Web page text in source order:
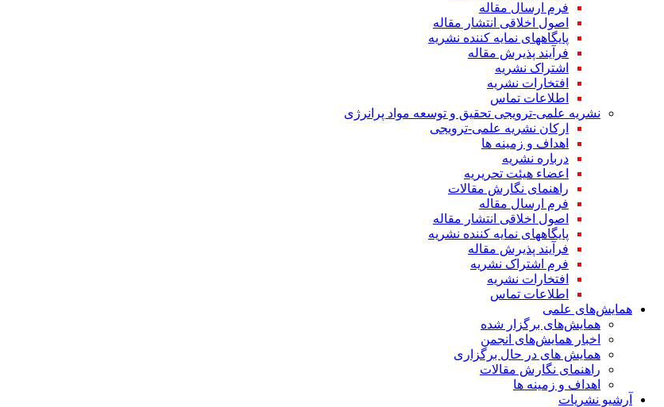
فرم ارسال مقاله
اصول اخلاقی انتشار مقاله
پایگاههای نمایه کننده نشریه
فرآیند پذیرش مقاله
اشتراک نشریه
افتخارات نشریه
اطلاعات تماس
نشریه علمی-ترویجی تحقیق و توسعه مواد پرانرژی
ارکان نشریه علمی-ترویجی
اهداف و زمینه ها
درباره نشریه
اعضاء هیئت تحریریه
راهنمای نگارش مقالات
فرم ارسال مقاله
اصول اخلاقی انتشار مقاله
پایگاههای نمایه کننده نشریه
فرآیند پذیرش مقاله
فرم اشتراک نشریه
افتخارات نشریه
اطلاعات تماس
همایش‌های علمی
همایش‌های برگزار شده
اخبار همایش‌های انجمن
همایش های در حال برگزاری
راهنمای نگارش مقالات
اهداف و زمینه ها
آرشیو نشریات